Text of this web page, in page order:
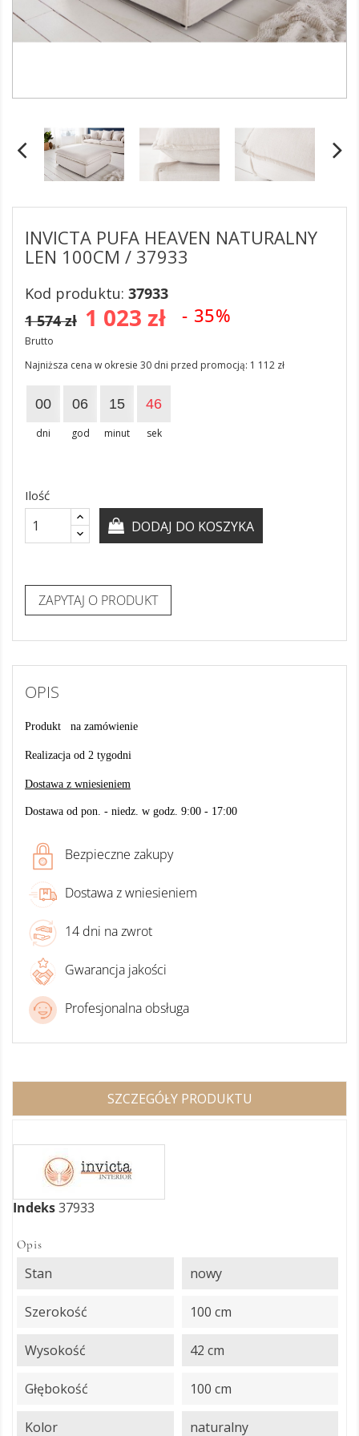
OPIS
Produkt na zamówienie
Realizacja od 2 tygodni
Dostawa z wniesieniem
Dostawa od pon. - niedz. w godz. 9:00 - 17:00
Bezpieczne zakupy
Dostawa z wniesieniem
14 dni na zwrot
Gwarancja jakości
Profesjonalna obsługa
INVICTA PUFA HEAVEN NATURALNY
LEN 100CM / 37933
Kod produktu: 37933
1 023 zł - 35%
1 574 zł
Brutto
Najniższa cena w okresie 30 dni przed promocją: 1 112 zł
00
dni
06
god
15
minut
46
sek
Ilość
DODAJ DO KOSZYKA
ZAPYTAJ O PRODUKT
SZCZEGÓŁY PRODUKTU
Indeks37933
Opis
Stan nowy
Szerokość 100 cm
Wysokość 42 cm
Głębokość 100 cm
Kolor naturalny